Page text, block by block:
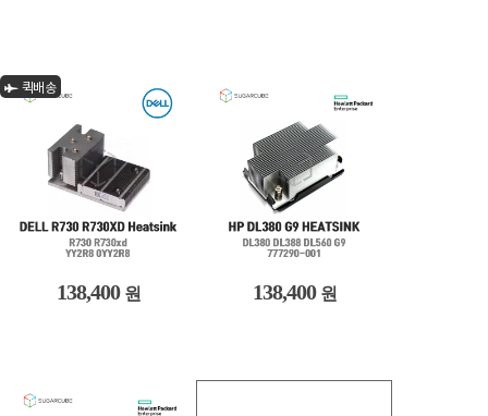
퀵배송
138,400 원 138,400 원